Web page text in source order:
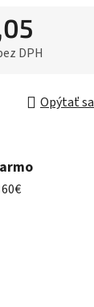
DPH
Opýtať sa